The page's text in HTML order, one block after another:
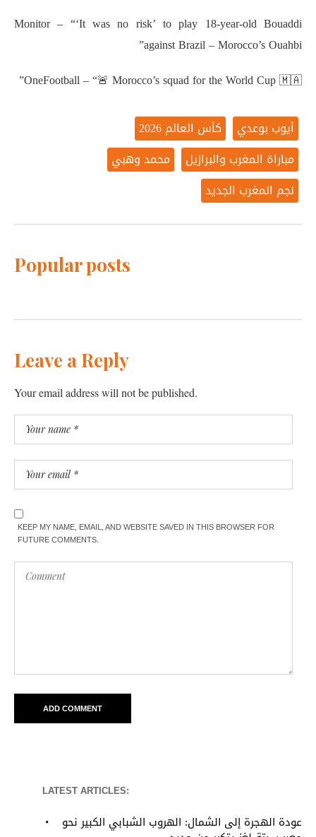
Monitor – “‘It was no risk’ to play 18-year-old Bouaddi
against Brazil – Morocco’s Ouahbi”
OneFootball – “🚨 Morocco’s squad for the World Cup 🇲🇦”
أيوب بوعدي
كأس العالم 2026
مباراة المغرب والبرازيل
محمد وهبي
نجم المغرب الجديد
Popular posts
Leave a Reply
Your email address will not be published.
KEEP MY NAME, EMAIL, AND WEBSITE SAVED IN THIS BROWSER FOR
FUTURE COMMENTS.
LATEST ARTICLES:
عودة الهجرة إلى الشمال: الهروب الشبابي الكبير نحو